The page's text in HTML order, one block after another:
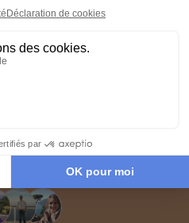
Italie (49)
Voyage de noces (85)